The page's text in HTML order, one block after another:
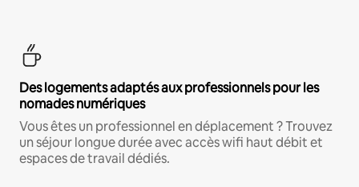
Des logements adaptés aux professionnels pour les
nomades numériques
Vous êtes un professionnel en déplacement ? Trouvez
un séjour longue durée avec accès wifi haut débit et
espaces de travail dédiés.